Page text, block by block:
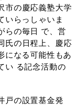
市の慶応義塾大学
いらっしゃいま
らの毎日 で、営
氏の日程上、慶応
になる可能性もあ
い る記念活動の
戸の設置基金発